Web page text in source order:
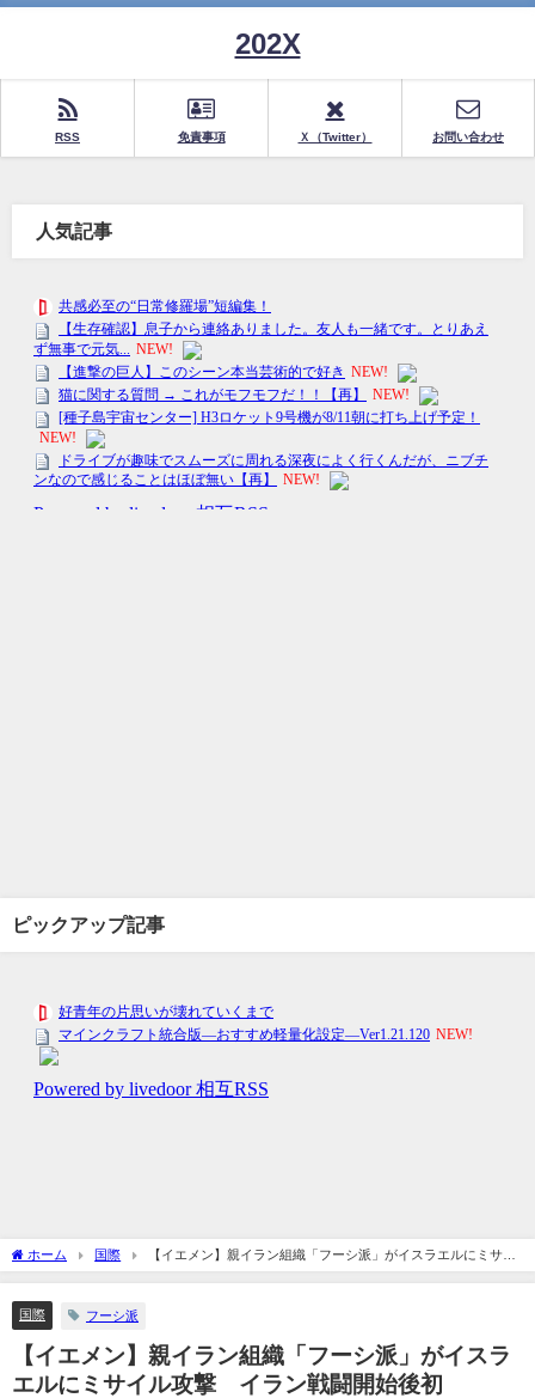
202X
RSS 免責事項 Ｘ（Twitter） お問い合わせ
人気記事
ピックアップ記事
ホーム 国際
【イエメン】親イラン組織「フーシ派」がイスラエルにミサイ
ル攻撃 イラン戦闘開始後初
国際 フーシ派
【イエメン】親イラン組織「フーシ派」がイスラ
エルにミサイル攻撃 イラン戦闘開始後初